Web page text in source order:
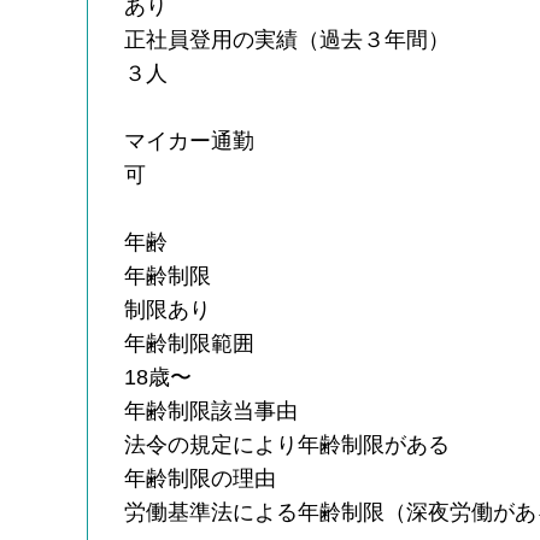
あり
正社員登用の実績（過去３年間）
３人
マイカー通勤
可
年齢
年齢制限
制限あり
年齢制限範囲
18歳〜
年齢制限該当事由
法令の規定により年齢制限がある
年齢制限の理由
労働基準法による年齢制限（深夜労働が